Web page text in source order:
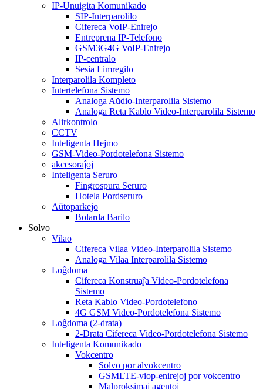
IP-Unuigita Komunikado
SIP-Interparolilo
Cifereca VoIP-Enirejo
Entreprena IP-Telefono
GSM3G4G VoIP-Enirejo
IP-centralo
Sesia Limregilo
Interparolila Kompleto
Intertelefona Sistemo
Analoga Aŭdio-Interparolila Sistemo
Analoga Reta Kablo Video-Interparolila Sistemo
Alirkontrolo
CCTV
Inteligenta Hejmo
GSM-Video-Pordotelefona Sistemo
akcesoraĵoj
Inteligenta Seruro
Fingrospura Seruro
Hotela Pordseruro
Aŭtoparkejo
Bolarda Barilo
Solvo
Vilao
Cifereca Vilaa Video-Interparolila Sistemo
Analoga Vilaa Interparolila Sistemo
Loĝdoma
Cifereca Konstruaĵa Video-Pordotelefona
Sistemo
Reta Kablo Video-Pordotelefono
4G GSM Video-Pordotelefona Sistemo
Loĝdoma (2-drata)
2-Drata Cifereca Video-Pordotelefona Sistemo
Inteligenta Komunikado
Vokcentro
Solvo por alvokcentro
GSMLTE-viop-enirejoj por vokcentro
Malproksimaj agentoj